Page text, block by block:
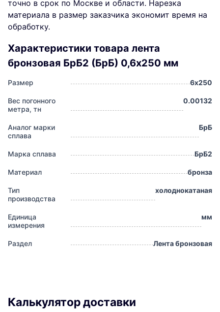
точно в срок по Москве и области. Нарезка
материала в размер заказчика экономит время на
обработку.
Характеристики товара лента
бронзовая БрБ2 (БрБ) 0,6х250 мм
Размер 6х250
Вес погонного
метра, тн
0.00132
Аналог марки
сплава
БрБ
Марка сплава БрБ2
Материал бронза
Тип
производства
холоднокатаная
Единица
измерения
мм
Раздел Лента бронзовая
Калькулятор доставки